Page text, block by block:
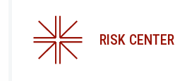
RISK CENTER